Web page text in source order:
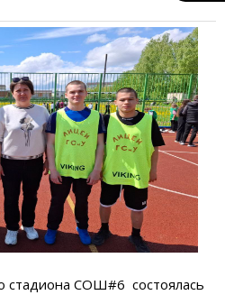
стадиона СОШ#6 состоялась